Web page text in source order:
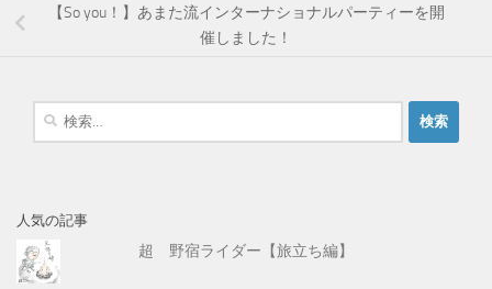
【So you！】あまた流インターナショナルパーティーを開
催しました！
人気の記事
超 野宿ライダー【旅立ち編】